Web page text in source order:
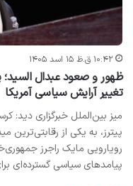
۱۰:۴۲ ق.ظ ۱۵ اسد ۱۴۰۵
ظهور و صعود عبدال
تغییر آرایش سیاسی آمریکا
میز بین‌الملل خبرگزاری دید:
پیترز، به یکی از رقابتی‌ترین
رویارویی مایک راجرز
پیامدهای سیاسی گسترده‌ای